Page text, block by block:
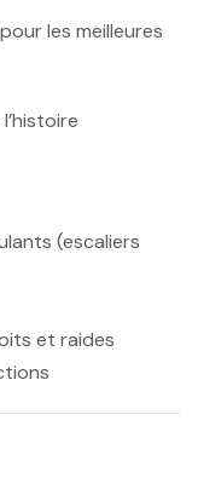
les meilleures
(escaliers
et raides